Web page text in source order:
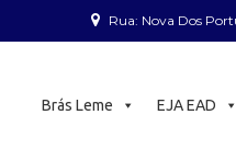
Rua: Nova Dos
Brás Leme EJA EAD